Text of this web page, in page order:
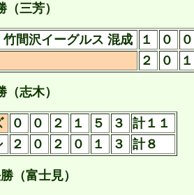
（三芳）
間沢イーグルス 混成 １ ０ ０
２ ０ １
（志木）
０ ０ ２ １ ５ ３
計１１
２ ０ ２ ０ １ ３ 計８
（富士見）